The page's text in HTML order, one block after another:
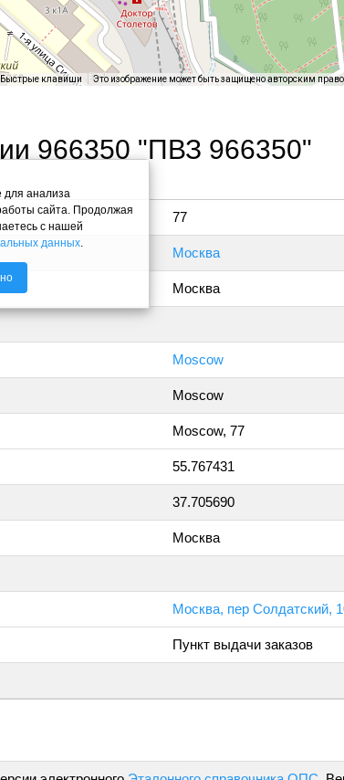
Быстрые клавиши Это изображение может быть защищено авторским
966350 "ПВЗ 966350"
77
Москва
Москва
Moscow
Moscow
Moscow, 77
55.767431
37.705690
Москва
Москва, пер Солдатский,
Пункт выдачи заказов
анализа
сайта. Продолжая
с нашей
данных